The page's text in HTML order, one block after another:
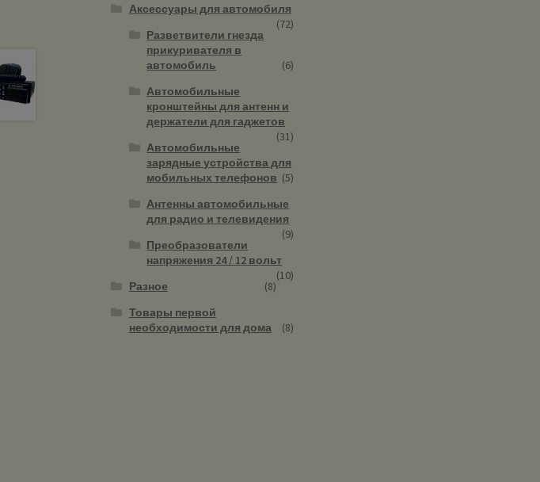
Аксессуары для автомобиля
(72)
Разветвители гнезда
прикуривателя в
автомобиль
(6)
Автомобильные
кронштейны для антенн и
держатели для гаджетов
(31)
Автомобильные
зарядные устройства для
мобильных телефонов (5)
Антенны автомобильные
для радио и телевидения
(9)
Преобразователи
напряжения 24 / 12 вольт
(10)
Разное
(8)
Товары первой
необходимости для дома
(8)